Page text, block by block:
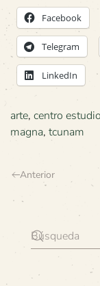
Facebook
Telegram
LinkedIn
arte, centro
magna, tcunam
Anterior